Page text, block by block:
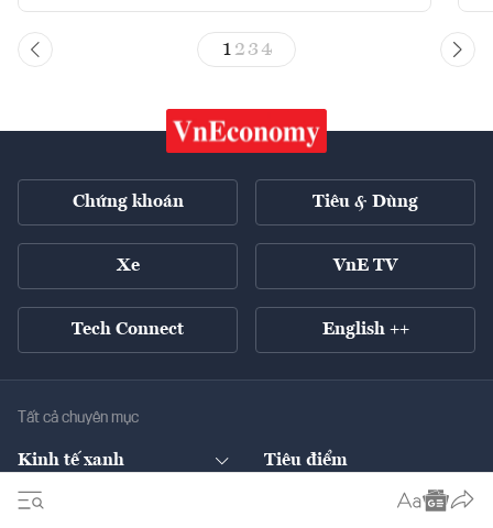
1 23 4
Chứng khoán Tiêu & Dùng
Xe VnE TV
Tech Connect English ++
Tất cả chuyên mục
Kinh tế xanh
Chuyển động xanh
Tiêu điểm
Tài chính